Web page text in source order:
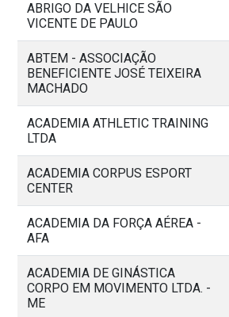
ABRIGO DA VELHICE SÃO
VICENTE DE PAULO
ABTEM - ASSOCIAÇÃO
BENEFICIENTE JOSÉ TEIXEIRA
MACHADO
ACADEMIA ATHLETIC TRAINING
LTDA
ACADEMIA CORPUS ESPORT
CENTER
ACADEMIA DA FORÇA AÉREA -
AFA
ACADEMIA DE GINÁSTICA
CORPO EM MOVIMENTO LTDA. -
ME